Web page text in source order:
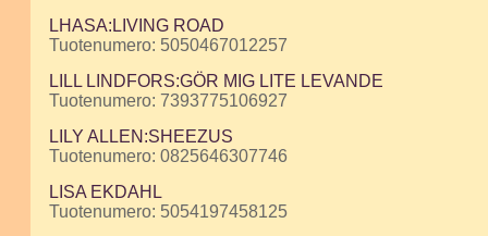
LHASA:LIVING ROAD
Tuotenumero: 5050467012257
LILL LINDFORS:GÖR MIG LITE LEVANDE
Tuotenumero: 7393775106927
LILY ALLEN:SHEEZUS
Tuotenumero: 0825646307746
LISA EKDAHL
Tuotenumero: 5054197458125